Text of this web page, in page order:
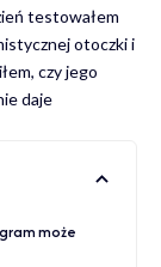
testowałem
otoczki i
czy jego
daje
może